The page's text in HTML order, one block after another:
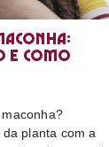
e como
planta com a